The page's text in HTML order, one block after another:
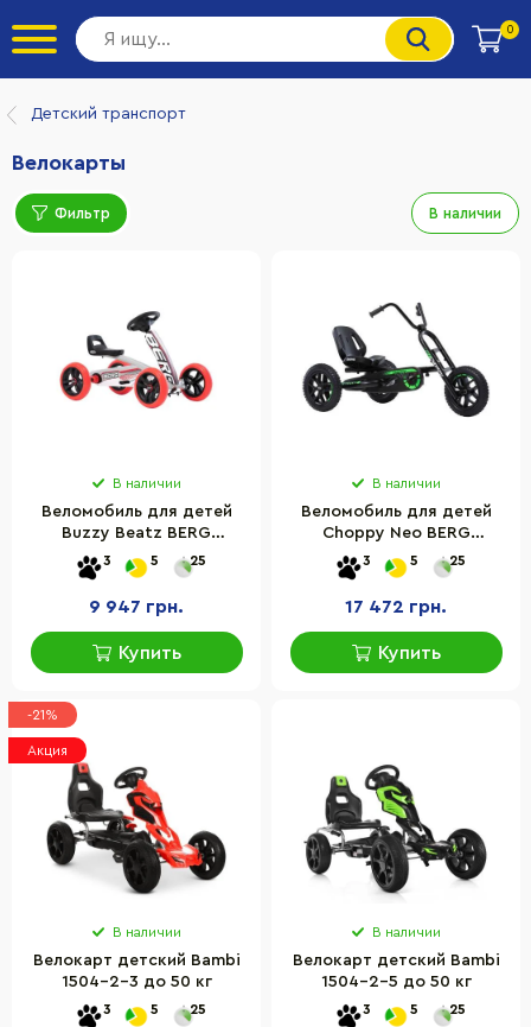
0
Детский транспорт
Велокарты
Фильтр В наличии
В наличии
Веломобиль для детей
Buzzy Beatz BERG
24.30.14.00
3 5 25
9 947 грн.
Купить
В наличии
Веломобиль для детей
Choppy Neo BERG
24.15.01.00
3 5 25
17 472 грн.
Купить
-21%
Акция
В наличии
Велокарт детский Bambi
1504-2-3 до 50 кг
3 5 25
В наличии
Велокарт детский Bambi
1504-2-5 до 50 кг
3 5 25